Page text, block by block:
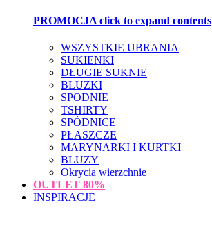
PROMOCJA click to expand contents
WSZYSTKIE UBRANIA
SUKIENKI
DŁUGIE SUKNIE
BLUZKI
SPODNIE
TSHIRTY
SPÓDNICE
PŁASZCZE
MARYNARKI I KURTKI
BLUZY
Okrycia wierzchnie
OUTLET 80%
INSPIRACJE